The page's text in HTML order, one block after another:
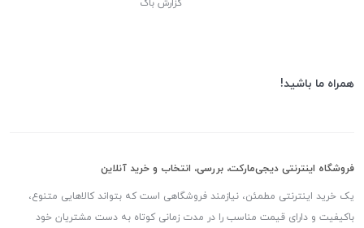
گزارش باگ
همراه ما باشید!
فروشگاه اینترنتی دیجی‌مارکت، بررسی، انتخاب و خرید آنلاین
یک خرید اینترنتی مطمئن، نیازمند فروشگاهی است که بتواند کالاهایی متنوع،
باکیفیت و دارای قیمت مناسب را در مدت زمانی کوتاه به دست مشتریان خود